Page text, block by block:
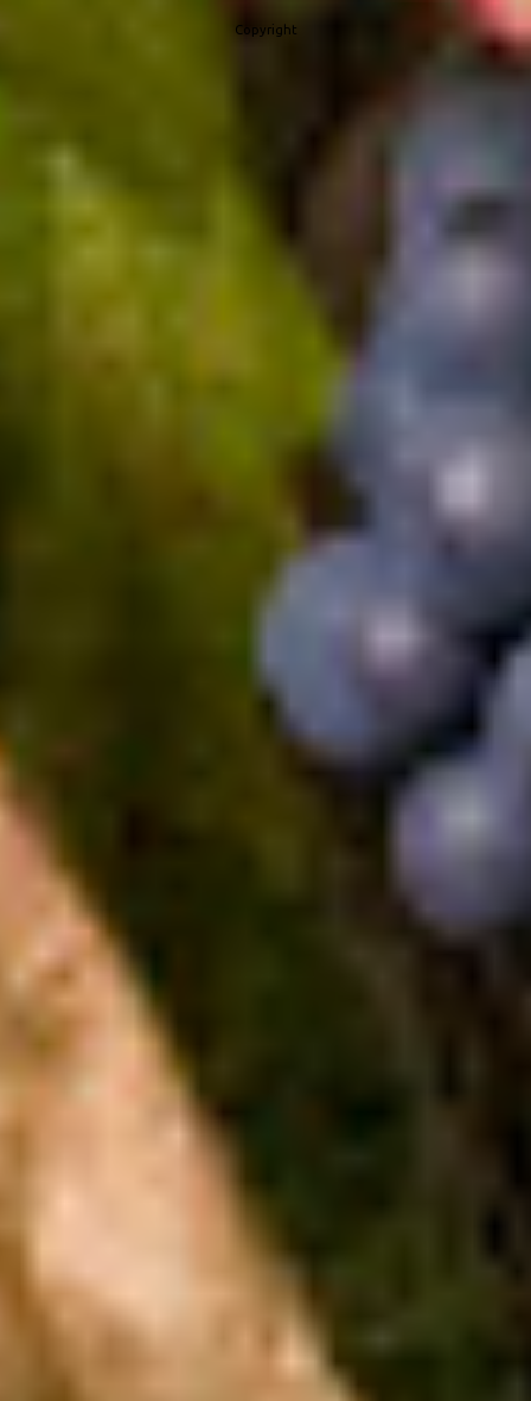
imprenditorialità che fornisce un’ottima espressione dell’enologia
ha saputo trasmettere alla ...
Copyright